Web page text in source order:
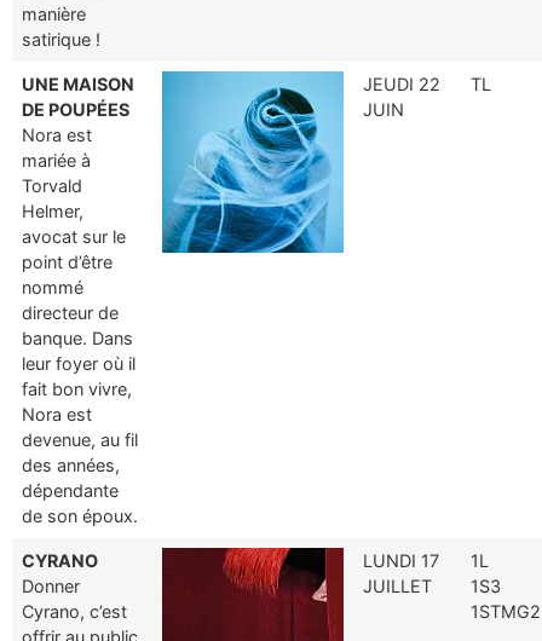
manière
satirique !
UNE MAISON
DE POUPÉES
Nora est
mariée à
Torvald
Helmer,
avocat sur le
point d’être
nommé
directeur de
banque. Dans
leur foyer où il
fait bon vivre,
Nora est
devenue, au fil
des années,
dépendante
de son époux.
JEUDI 22
JUIN
TL
CYRANO
Donner
Cyrano, c’est
offrir au public
LUNDI 17
JUILLET
1L
1S3
1STMG2